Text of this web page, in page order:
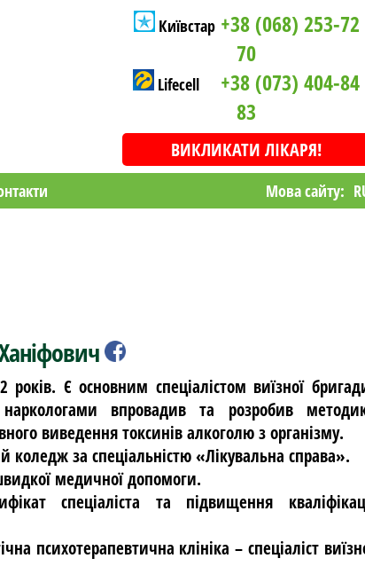
Київстар+38 (068) 253-72
70
Lifecell
+38 (073) 404-84
83
ВИКЛИКАТИ ЛІКАРЯ!
Мова сайту:
Є основним спеціалістом виїзної
впровадив та розробив
виведення токсинів алкоголю з організму.
за спеціальністю «Лікувальна справа».
медичної допомоги.
спеціаліста та підвищення
психотерапевтична клініка – спеціаліст